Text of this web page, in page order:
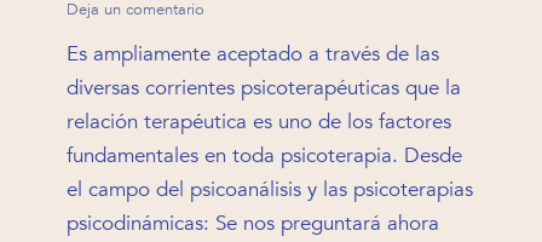
Deja un comentario
Es ampliamente aceptado a través de las
diversas corrientes psicoterapéuticas que la
relación terapéutica es uno de los factores
fundamentales en toda psicoterapia. Desde
el campo del psicoanálisis y las psicoterapias
psicodinámicas: Se nos preguntará ahora